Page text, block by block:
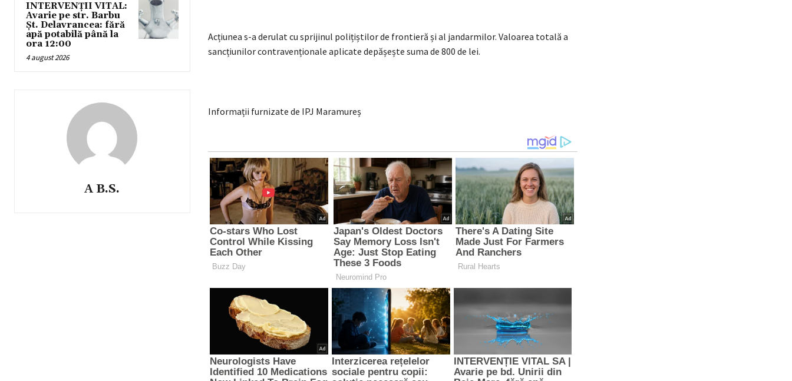
INTERVENȚII VITAL:
Avarie pe str. Barbu
Șt. Delavrancea: fără
apă potabilă până la
ora 12:00
4 august 2026
A B.S.
Acțiunea s-a derulat cu sprijinul polițiștilor de frontieră și al jandarmilor. Valoarea totală a
sancțiunilor contravenționale aplicate depășește suma de 800 de lei.
Informații furnizate de IPJ Maramureș